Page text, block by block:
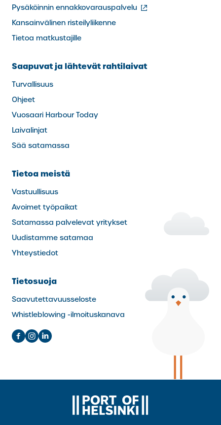
Pysäköinnin ennakkovarauspalvelu(ulkoinen
linkki)
Kansainvälinen risteilyliikenne
Tietoa matkustajille
Saapuvat ja lähtevät rahtilaivat
Turvallisuus
Ohjeet
Vuosaari Harbour Today
Laivalinjat
Sää satamassa
Tietoa meistä
Vastuullisuus
Avoimet työpaikat
Satamassa palvelevat yritykset
Uudistamme satamaa
Yhteystiedot
Tietosuoja
Saavutettavuusseloste
Whistleblowing -ilmoituskanava